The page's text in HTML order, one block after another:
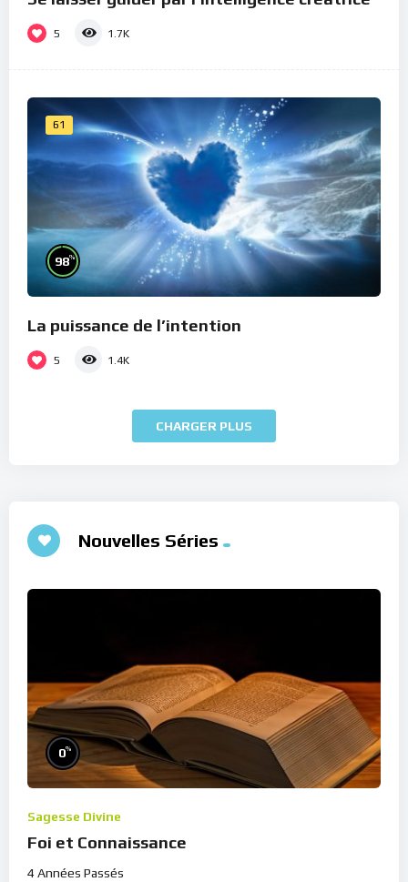
5 1.7K
61
98%
La puissance de l’intention
5 1.4K
CHARGER PLUS
Nouvelles Séries
0%
Sagesse Divine
Foi et Connaissance
4 Années Passés